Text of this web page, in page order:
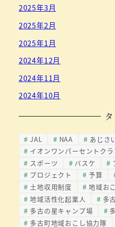
2025年3月
2025年2月
2025年1月
2024年12月
2024年11月
2024年10月
JAL NAA
あじさ
イオンワンパーセントクラ
スポーツ
バスケ
プロジェクト
予算
土地収用制度
地域お
地域活性化起業人
多
多古の星キャンプ場
多古町地域おこし協力隊